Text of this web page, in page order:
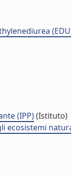
(IPP)(Istituto)
ecosistemi